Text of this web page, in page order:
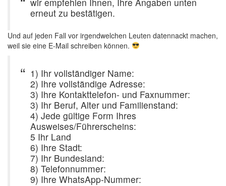
erneut zu bestätigen.
Und auf jeden Fall vor irgendwelchen Leuten datennackt machen,
weil sie eine E-Mail schreiben können.
1) Ihr vollständiger Name:
2) Ihre vollständige Adresse:
3) Ihre Kontakttelefon- und Faxnummer:
3) Ihr Beruf, Alter und Familienstand:
4) Jede gültige Form Ihres
Ausweises/Führerscheins:
5 Ihr Land
6) Ihre Stadt:
7) Ihr Bundesland:
8) Telefonnummer:
9) Ihre WhatsApp-Nummer: